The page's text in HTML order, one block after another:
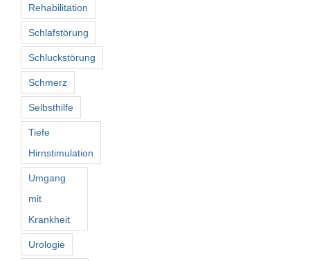
Rehabilitation
Schlafstörung
Schluckstörung
Schmerz
Selbsthilfe
Tiefe
Hirnstimulation
Umgang
mit
Krankheit
Urologie